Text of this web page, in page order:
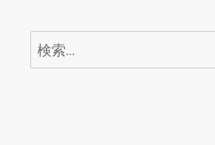
検
索: